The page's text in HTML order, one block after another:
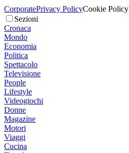
CorporatePrivacy PolicyCookie Policy
Sezioni
Cronaca
Mondo
Economia
Politica
Spettacolo
Televisione
People
Lifestyle
Videogiochi
Donne
Magazine
Motori
Viaggi
Cucina